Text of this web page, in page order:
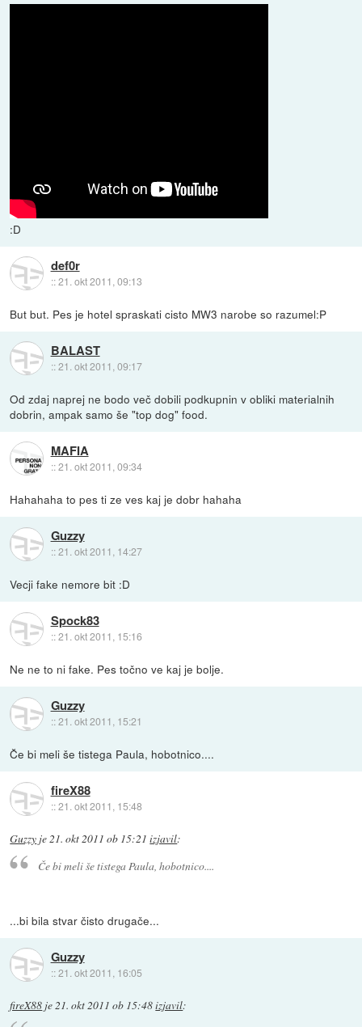
:D
def0r
::21. okt 2011, 09:13
But but. Pes je hotel spraskati cisto MW3 narobe so razumel:P
BALAST
::21. okt 2011, 09:17
Od zdaj naprej ne bodo več dobili podkupnin v obliki materialnih
dobrin, ampak samo še "top dog" food.
MAFIA
::21. okt 2011, 09:34
Hahahaha to pes ti ze ves kaj je dobr hahaha
Guzzy
::21. okt 2011, 14:27
Vecji fake nemore bit :D
Spock83
::21. okt 2011, 15:16
Ne ne to ni fake. Pes točno ve kaj je bolje.
Guzzy
::21. okt 2011, 15:21
Če bi meli še tistega Paula, hobotnico....
fireX88
::21. okt 2011, 15:48
Guzzy je21. okt 2011 ob 15:21 izjavil:
Če bi meli še tistega Paula, hobotnico....
...bi bila stvar čisto drugače...
Guzzy
::21. okt 2011, 16:05
fireX88 je 21. okt 2011 ob 15:48izjavil: